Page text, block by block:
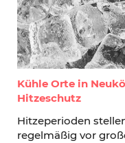
Kühle Orte in
Hitzeschutz
Hitzeperioden
regelmäßig vor